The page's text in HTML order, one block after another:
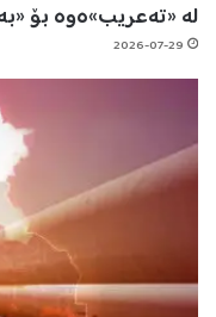
لە «تەعریب»ەوە بۆ
2026-07-29